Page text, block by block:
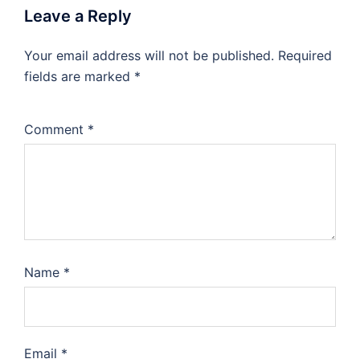
Leave a Reply
Your email address will not be published. Required
fields are marked *
Comment *
Name *
Email *